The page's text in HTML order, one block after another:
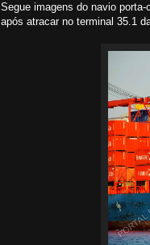
Segue imagens do navio
após atracar no terminal 35.1